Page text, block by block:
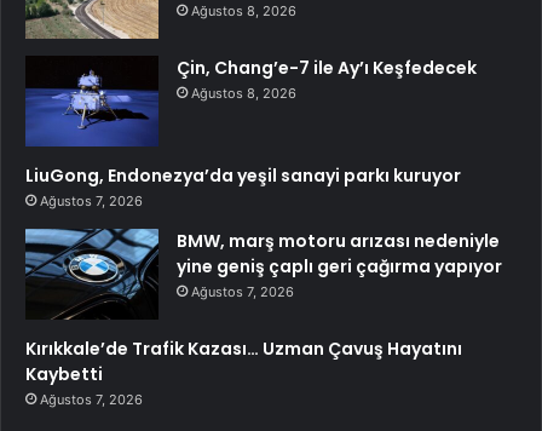
Ağustos 8, 2026
Çin, Chang’e-7 ile Ay’ı Keşfedecek
Ağustos 8, 2026
LiuGong, Endonezya’da yeşil sanayi parkı kuruyor
Ağustos 7, 2026
BMW, marş motoru arızası nedeniyle
yine geniş çaplı geri çağırma yapıyor
Ağustos 7, 2026
Kırıkkale’de Trafik Kazası… Uzman Çavuş Hayatını
Kaybetti
Ağustos 7, 2026